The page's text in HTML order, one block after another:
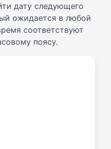
дату следующего
ожидается в любой
соответствуют
поясу.